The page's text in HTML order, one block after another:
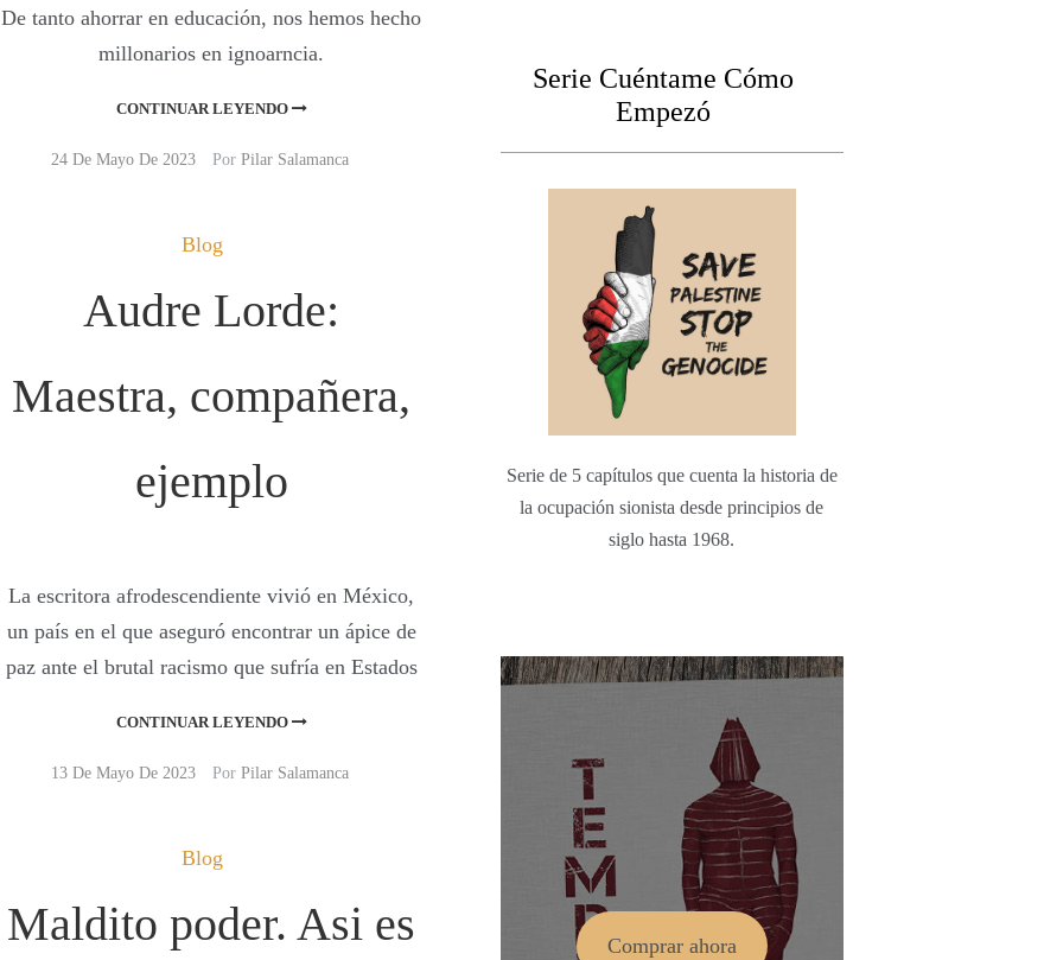
De tanto ahorrar en educación, nos hemos hecho
millonarios en ignoarncia.
CONTINUAR LEYENDO
24 De Mayo De 2023 Por Pilar Salamanca
Blog
Audre Lorde:
Maestra, compañera,
ejemplo
La escritora afrodescendiente vivió en México,
un país en el que aseguró encontrar un ápice de
paz ante el brutal racismo que sufría en Estados
CONTINUAR LEYENDO
13 De Mayo De 2023 Por Pilar Salamanca
Blog
Maldito poder. Asi es
Serie Cuéntame Cómo
Empezó
Serie de 5 capítulos que cuenta la historia de
la ocupación sionista desde principios de
siglo hasta 1968.
Comprar ahora